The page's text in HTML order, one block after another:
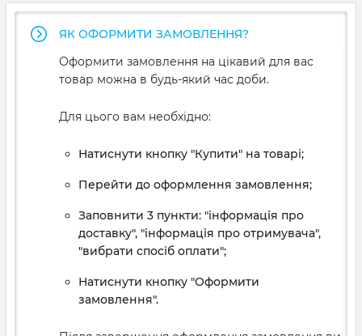
ЯК ОФОРМИТИ ЗАМОВЛЕННЯ?
Оформити замовлення на цікавий для вас
товар можна в будь-який час доби.
Для цього вам необхідно:
Натиснути кнопку "Купити" на товарі;
Перейти до оформлення замовлення;
Заповнити 3 пункти: "інформація про
доставку", "інформація про отримувача",
"вибрати спосіб оплати";
Натиснути кнопку "Оформити
замовлення".